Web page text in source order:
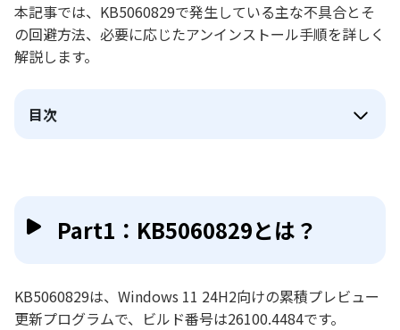
本記事では、KB5060829で発生している主な不具合とそ
の回避方法、必要に応じたアンインストール手順を詳しく
解説します。
目次
Part1：KB5060829とは？
KB5060829は、Windows 11 24H2向けの累積プレビュー
更新プログラムで、ビルド番号は26100.4484です。